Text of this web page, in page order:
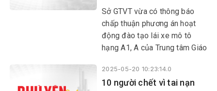
Sở GTVT vừa có thông báo
chấp thuận phương án hoạt
động đào tạo lái xe mô tô
hạng A1, A của Trung tâm Giáo
tỉnh và Trung tâm Giáo dục
nghề nghiệp Công đoàn Phú
2025-05-20 10:23:14.0
10 người chết vì tai nạn